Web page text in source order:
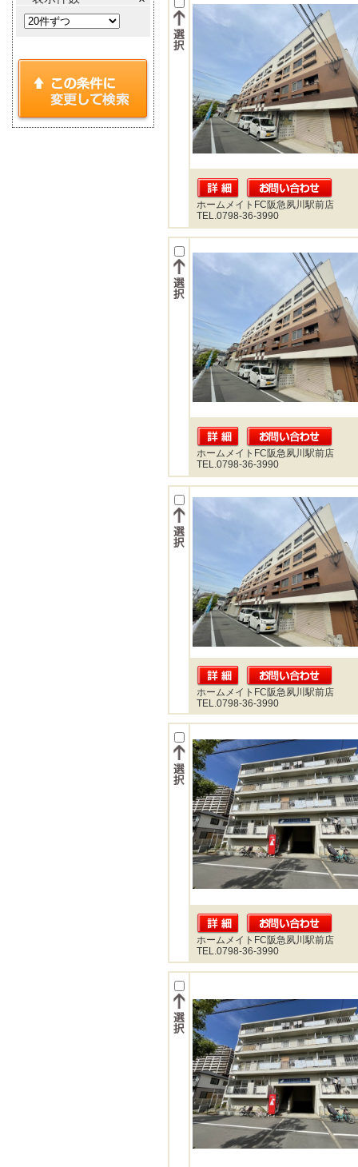
ホームメイトFC阪急夙川駅前店
TEL.0798-36-3990
ホームメイトFC阪急夙川駅前店
TEL.0798-36-3990
ホームメイトFC阪急夙川駅前店
TEL.0798-36-3990
ホームメイトFC阪急夙川駅前店
TEL.0798-36-3990